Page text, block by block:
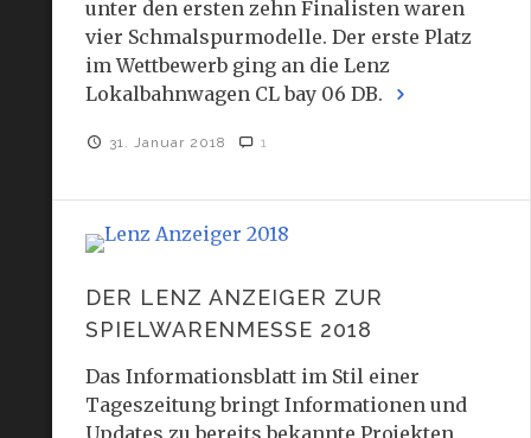
unter den ersten zehn Finalisten waren
vier Schmalspurmodelle. Der erste Platz
im Wettbewerb ging an die Lenz
Lokalbahnwagen CL bay 06 DB.
31. Januar 2018 1
DER LENZ ANZEIGER ZUR
SPIELWARENMESSE 2018
Das Informationsblatt im Stil einer
Tageszeitung bringt Informationen und